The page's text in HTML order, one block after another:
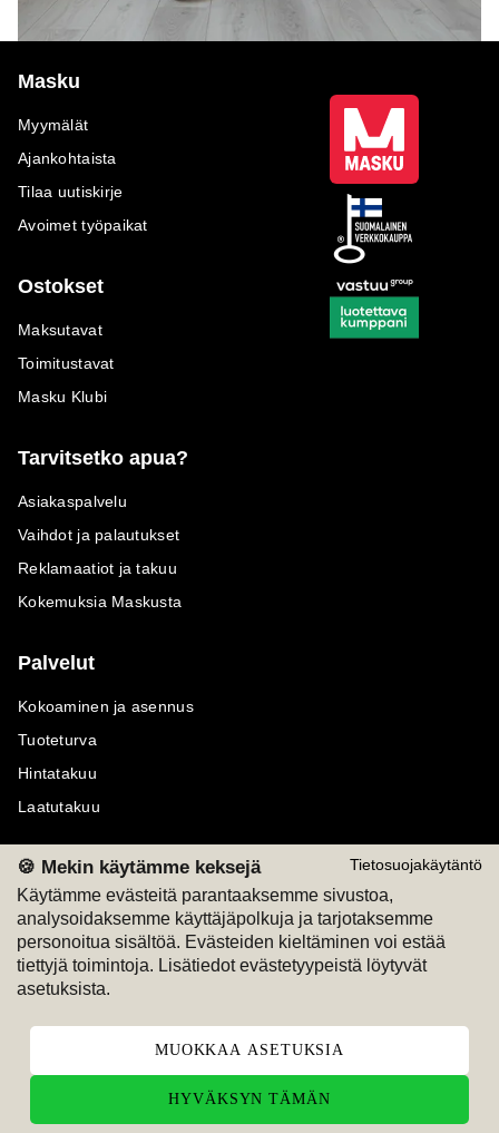
Tietosuojakäytäntö
🍪 Mekin käytämme keksejä
Käytämme evästeitä parantaaksemme sivustoa,
analysoidaksemme käyttäjäpolkuja ja tarjotaksemme
personoitua sisältöä. Evästeiden kieltäminen voi estää
tiettyjä toimintoja. Lisätiedot evästetyypeistä löytyvät
asetuksista.
MUOKKAA ASETUKSIA
HYVÄKSYN TÄMÄN
Masku
Myymälät
Ajankohtaista
Tilaa uutiskirje
Avoimet työpaikat
Ostokset
Maksutavat
Toimitustavat
Masku Klubi
Tarvitsetko apua?
Asiakaspalvelu
Vaihdot ja palautukset
Reklamaatiot ja takuu
Kokemuksia Maskusta
Palvelut
Kokoaminen ja asennus
Tuoteturva
Hintatakuu
Laatutakuu
Maksutavat
M
Seuraa meitä